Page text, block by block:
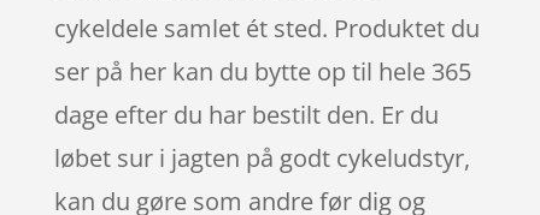
cykeldele samlet ét sted. Produktet du
ser på her kan du bytte op til hele 365
dage efter du har bestilt den. Er du
løbet sur i jagten på godt cykeludstyr,
kan du gøre som andre før dig og